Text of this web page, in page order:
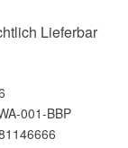
Lieferbar
001-BBP